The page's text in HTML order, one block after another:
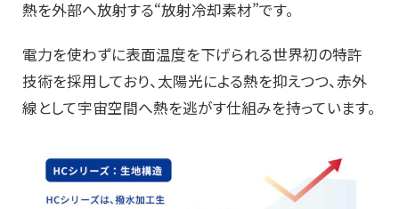
熱を外部へ放射する“放射冷却素材”です。
電力を使わずに表面温度を下げられる世界初の特許
技術を採用しており、太陽光による熱を抑えつつ、赤外
線として宇宙空間へ熱を逃がす仕組みを持っています。